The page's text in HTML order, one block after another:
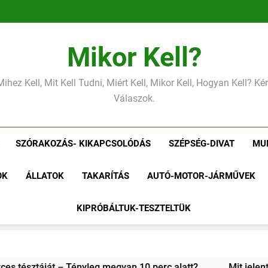
Mikor Kell?
Kell, Mit Kell Tudni, Miért Kell, Mikor Kell, Hogyan Kell?
Válaszok.
SZÓRAKOZÁS- KIKAPCSOLÓDÁS SZÉPSÉG-DIVAT
ÁLLATOK TAKARÍTÁS AUTÓ-MOTOR-JÁRMŰVEK
KIPRÓBÁLTUK-TESZTELTÜK